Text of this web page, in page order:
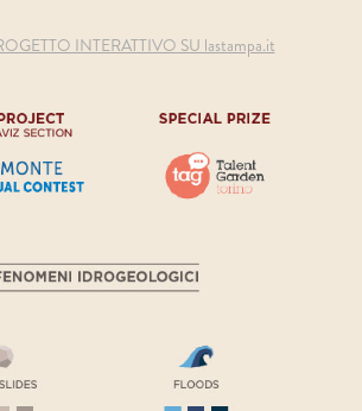
INTERATTIVO SU lastampa.it